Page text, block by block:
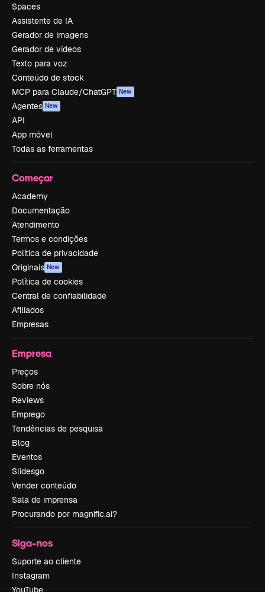
Spaces
Assistente de IA
Gerador de imagens
Gerador de vídeos
Texto para voz
Conteúdo de stock
MCP para Claude/ChatGPT New
Agentes New
API
App móvel
Todas as ferramentas
Começar
Academy
Documentação
Atendimento
Termos e condições
Política de privacidade
Originais New
Política de cookies
Central de confiabilidade
Afiliados
Empresas
Empresa
Preços
Sobre nós
Reviews
Emprego
Tendências de pesquisa
Blog
Eventos
Slidesgo
Vender conteúdo
Sala de imprensa
Procurando por magnific.ai?
Siga-nos
Suporte ao cliente
Instagram
YouTube